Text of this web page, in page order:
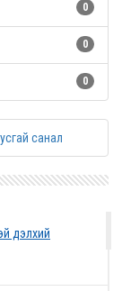
0
0
0
санал
дэлхий